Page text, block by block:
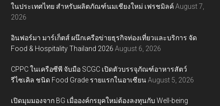
ในประเทศไทย สำหรับผลิตภัณฑ์นมเชียงใหม่ เฟรชมิลค์ August 7,
2026
อินฟอร์มา มาร์เก็ตส์ ผนึกเครือข่ายธุรกิจท่องเที่ยวและบริการ จัด
Food & Hospitality Thailand 2026 August 6, 2026
CPPC ในเครือซีพี จับมือ SCGC เปิดตัวบรรจุภัณฑ์อาหารสัตว์
รีไซเคิล ชนิด Food Grade รายแรกในอาเซียน August 5, 2026
เปิดมุมมองจาก BG เมื่อองค์กรยุคใหม่ต้องลงทุนกับ Well-being